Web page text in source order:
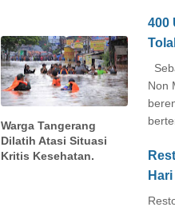
Warga Tangerang
Dilatih Atasi Situasi
Kritis Kesehatan.
400
Non